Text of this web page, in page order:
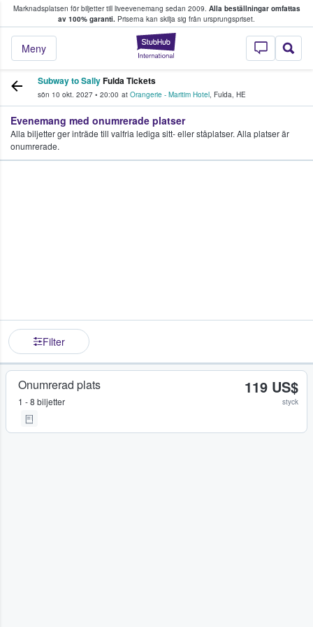
Marknadsplatsen för biljetter till liveevenemang sedan 2009. Alla beställningar omfattas
av 100% garanti. Priserna kan skilja sig från ursprungspriset.
StubHub – där
Meny
köper och säljer biljetter.
Subway to SallyFulda Tickets
sön 10 okt. 2027 • 20:00 at Orangerie - Maritim Hotel, Fulda, HE
Evenemang med onumrerade platser
Alla biljetter ger inträde till valfria lediga sitt- eller ståplatser. Alla platser är
onumrerade.
Filter
Onumrerad plats
1 - 8 biljetter
119 US$
styck